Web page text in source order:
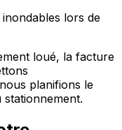
lors de
loué, la facture
planifions le
stationnement.